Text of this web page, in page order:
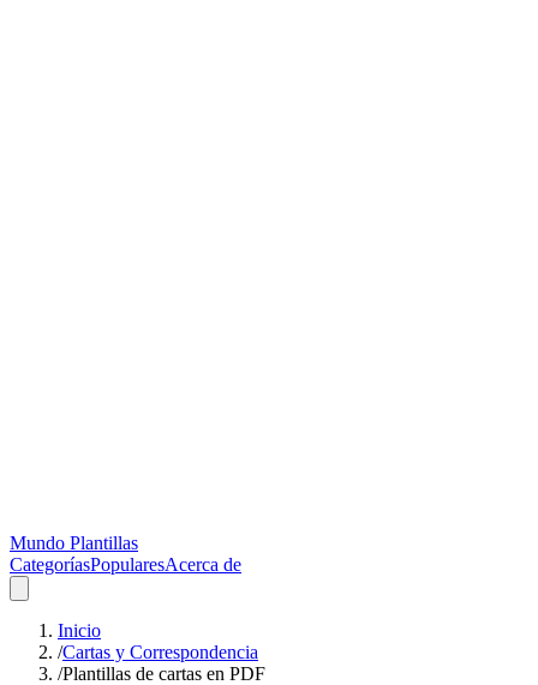
Mundo Plantillas
CategoríasPopularesAcerca de
Inicio
/Cartas y Correspondencia
/Plantillas de cartas en PDF